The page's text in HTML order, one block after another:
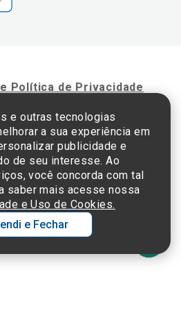
Política de Privacidade
-TODOS OS DIREITOS RESERVADOS
Av. Albert Einstein, 627 - Morumbi - São
- SP - 05652-000
e outras tecnologias
a sua experiência em
publicidade e
de seu interesse. Ao
você concorda com tal
saber mais acesse nossa
e Uso de Cookies.
e Fechar